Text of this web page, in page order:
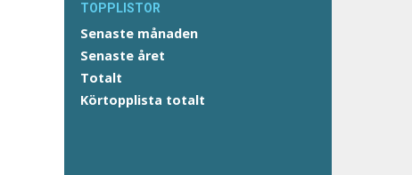
TOPPLISTOR
Senaste månaden
Senaste året
Totalt
Körtopplista totalt